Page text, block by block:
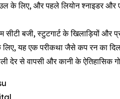
के लिए, और पहले लियोन श्नाइडर और
सीटी बजी, स्टुटगार्ट के खिलाड़ियों और
यह एक परीकथा जैसे कप रन का दिल
देर से वापसी और कानी के ऐतिहासिक